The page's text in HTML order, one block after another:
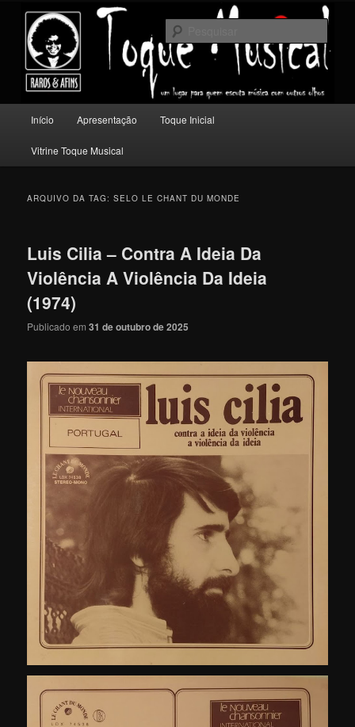
conteúdo
principal
conteúdo
secundário
Toque Musical
Um lugar para quem escuta música com outros olhos.
principal
Início Apresentação Toque Inicial
Vitrine Toque Musical
ARQUIVO DA TAG:SELO LE CHANT DU MONDE
Luis Cilia – Contra A Ideia Da
Violência A Violência Da Ideia
(1974)
Publicado em31 de outubro de 2025